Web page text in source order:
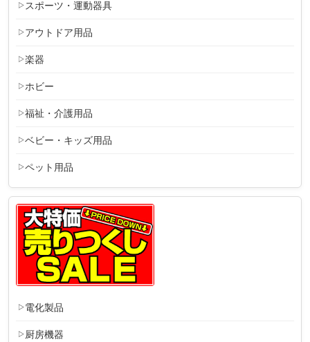
スポーツ・運動器具
アウトドア用品
楽器
ホビー
福祉・介護用品
ベビー・キッズ用品
ペット用品
電化製品
厨房機器